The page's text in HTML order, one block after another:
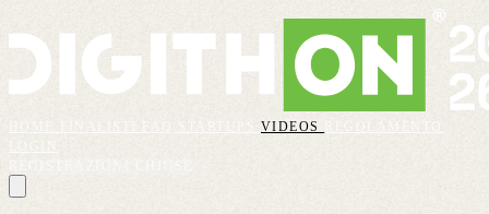
VIDEOS
REGOLAMENTO